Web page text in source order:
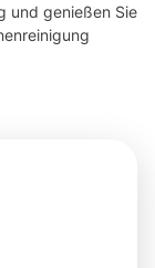
und genießen Sie